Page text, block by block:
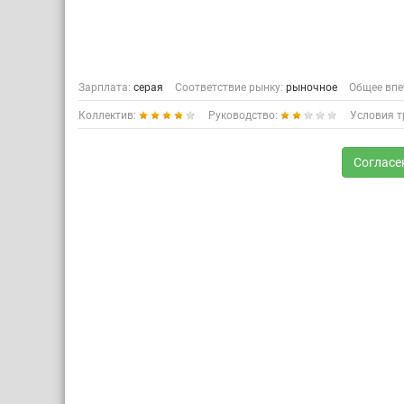
Наша
Зарплата: серая Соответствие рынку: рыночное Общее
Коллектив: Руководство: Условия